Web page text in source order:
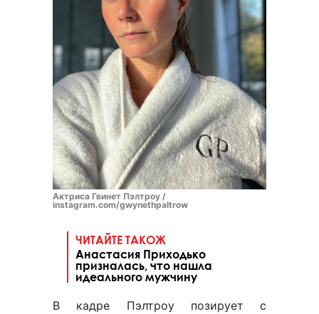
Актриса Гвинет Пэлтроу /
instagram.com/gwynethpaltrow
ЧИТАЙТЕ ТАКОЖ
Анастасия Приходько
призналась, что нашла
идеального мужчину
В кадре Пэлтроу позирует с